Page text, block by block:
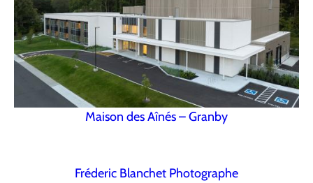
Maison des Aînés – Granby
Fréderic Blanchet Photographe